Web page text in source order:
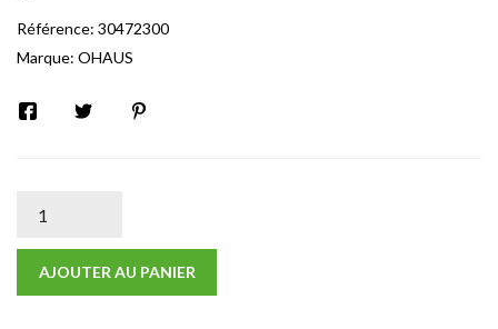
Référence: 30472300
Marque: OHAUS
AJOUTER AU PANIER